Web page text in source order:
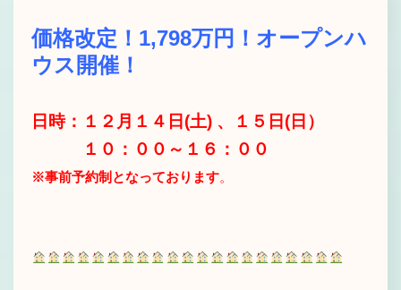
価格改定！1,798万円！オープンハ
ウス開催！
日時：１２ 月１４日(土) 、１５日(日）
１０：００～１６：００
※事前予約制となっております。